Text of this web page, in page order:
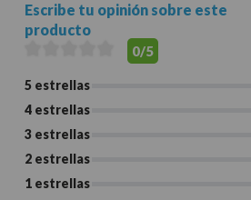
Escribe tu opinión sobre este
producto
0/5
5 estrellas
4 estrellas
3 estrellas
2 estrellas
1 estrellas